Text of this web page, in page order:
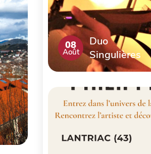
08
Août
Duo
Singulières